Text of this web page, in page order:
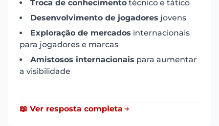
Troca de conhecimento técnico e tático
Desenvolvimento de jogadores jovens
Exploração de mercados internacionais
para jogadores e marcas
Amistosos internacionais para aumentar
a visibilidade
📖 Ver resposta completa